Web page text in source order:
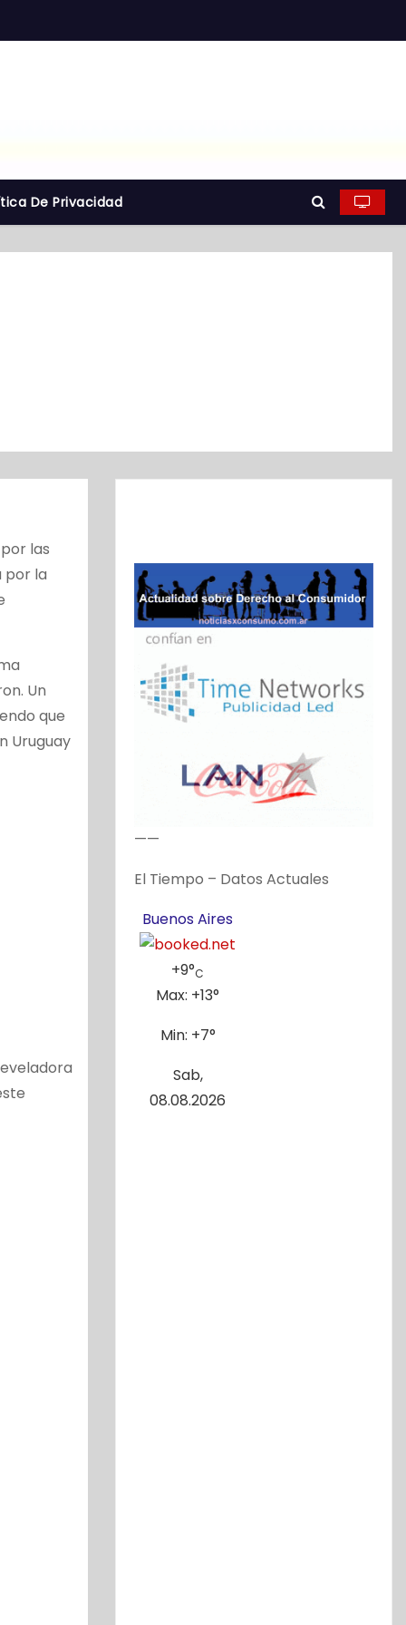
De Privacidad
las
por la
Un
que
Uruguay
——
El Tiempo – Datos Actuales
Buenos Aires
+9°C
Max: +13°
Min: +7°
Sab,
08.08.2026